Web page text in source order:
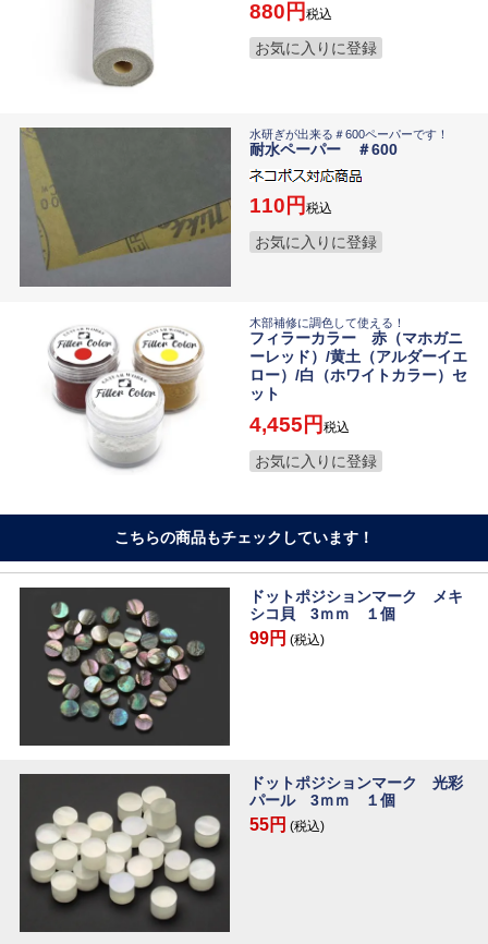
880 税込
お気に入りに登録
水研ぎが出来る＃600ペーパーです！
耐水ペーパー ＃600
110 税込
お気に入りに登録
木部補修に調色して使える！
フィラーカラー 赤（マホガニ
ーレッド）/黄土（アルダーイエ
ロー）/白（ホワイトカラー）セ
ット
4,455 税込
お気に入りに登録
こちらの商品もチェックしています！
ドットポジションマーク メキ
シコ貝 3ｍｍ １個
99円 (税込)
ドットポジションマーク 光彩
パール 3ｍｍ １個
55円 (税込)